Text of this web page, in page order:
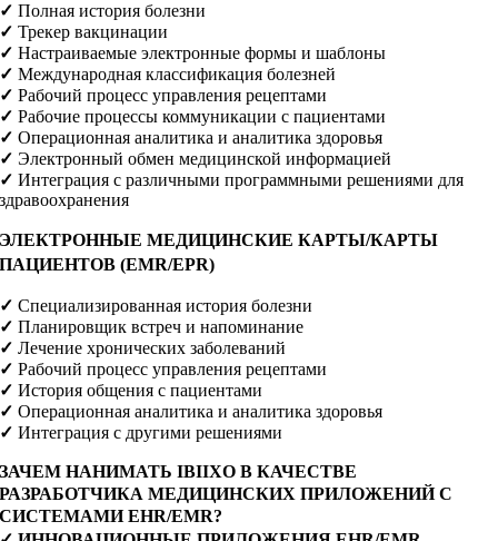
✓ Полная история болезни
✓ Трекер вакцинации
✓ Настраиваемые электронные формы и шаблоны
✓ Международная классификация болезней
✓ Рабочий процесс управления рецептами
✓ Рабочие процессы коммуникации с пациентами
✓ Операционная аналитика и аналитика здоровья
✓ Электронный обмен медицинской информацией
✓ Интеграция с различными программными решениями для
здравоохранения
ЭЛЕКТРОННЫЕ МЕДИЦИНСКИЕ КАРТЫ/КАРТЫ
ПАЦИЕНТОВ (EMR/EPR)
✓ Специализированная история болезни
✓ Планировщик встреч и напоминание
✓ Лечение хронических заболеваний
✓ Рабочий процесс управления рецептами
✓ История общения с пациентами
✓ Операционная аналитика и аналитика здоровья
✓ Интеграция с другими решениями
ЗАЧЕМ НАНИМАТЬ IBIIXO В КАЧЕСТВЕ
РАЗРАБОТЧИКА МЕДИЦИНСКИХ ПРИЛОЖЕНИЙ С
СИСТЕМАМИ EHR/EMR?